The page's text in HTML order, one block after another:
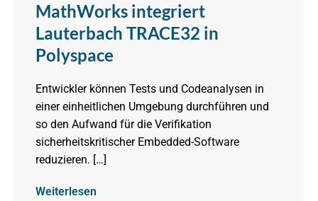
MathWorks integriert
Lauterbach TRACE32 in
Polyspace
Entwickler können Tests und Codeanalysen in
einer einheitlichen Umgebung durchführen und
so den Aufwand für die Verifikation
sicherheitskritischer Embedded-Software
reduzieren. […]
Weiterlesen